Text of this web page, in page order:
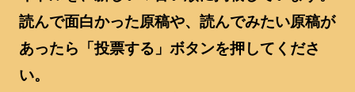
読んで面白かった原稿や、読んでみたい原稿が
あったら「投票する」ボタンを押してくださ
い。